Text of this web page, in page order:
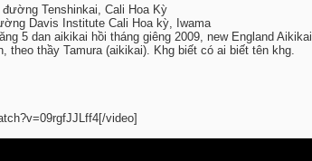
Tenshinkai, Cali Hoa Kỳ
Davis Institute Cali Hoa kỳ, Iwama
5 dan aikikai hồi tháng giêng 2009, new England Aikikai
theo thầy Tamura (aikikai). Khg biết có ai biết tên khg.
video]